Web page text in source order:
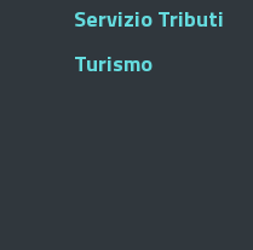
Servizio Tributi
Turismo